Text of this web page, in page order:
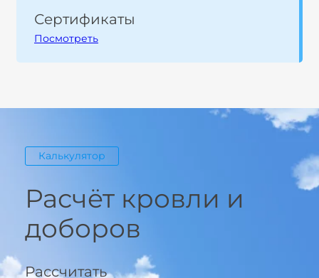
Сертификаты
Посмотреть
Калькулятор
Расчёт кровли и
доборов
Рассчитать